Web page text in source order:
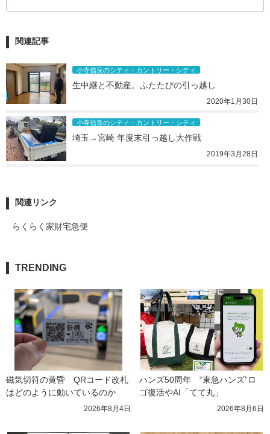
関連記事
小寺信良のシティ・カントリー・シティ
生中継と不動産。ふたたびの引っ越し
2020年1月30日
小寺信良のシティ・カントリー・シティ
埼玉→宮崎 年度末引っ越し大作戦
2019年3月28日
関連リンク
らくらく家財宅急便
TRENDING
磁気切符の黄昏　QRコード改札
はどのように動いているのか
2026年8月4日
ハンズ50周年　“東急ハンズ”ロ
ゴ復活やAI「てて丸」
2026年8月6日